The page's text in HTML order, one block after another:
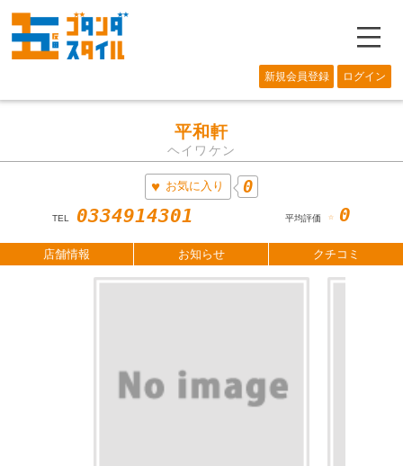
―
新規会員登録 ログイン
平和軒
ヘイワケン
お気に入り 0
TEL 0334914301 平均評価 ☆ 0
店舗情報 お知らせ クチコミ